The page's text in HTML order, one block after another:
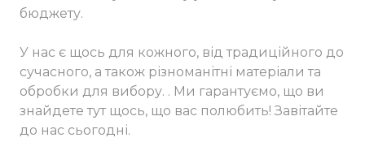
бюджету.
У нас є щось для кожного, від традиційного до
сучасного, а також різноманітні матеріали та
обробки для вибору. . Ми гарантуємо, що ви
знайдете тут щось, що вас полюбить! Завітайте
до нас сьогодні.